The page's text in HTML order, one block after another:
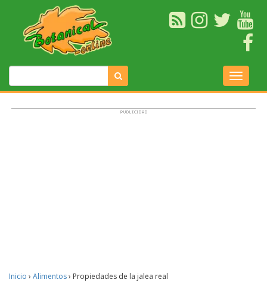
Inicio › Alimentos› Propiedades de la jalea real